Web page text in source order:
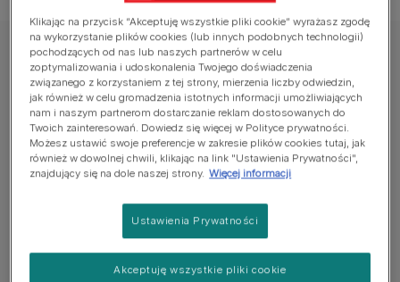
Friskies
Friskies® Junior z kurczakiem, warzywami i
mlekiem 500g
Jeszcze nie dodano głosów
W 100% pełnoporcjowa i zbilansowana karma sucha
dla szczeniąt
Klikając na przycisk “Akceptuję wszystkie pliki cookie” wyrażasz zgodę
na wykorzystanie plików cookies (lub innych podobnych technologii)
pochodzących od nas lub naszych partnerów w celu
zoptymalizowania i udoskonalenia Twojego doświadczenia
związanego z korzystaniem z tej strony, mierzenia liczby odwiedzin,
jak również w celu gromadzenia istotnych informacji umożliwiających
nam i naszym partnerom dostarczanie reklam dostosowanych do
Twoich zainteresowań. Dowiedz się więcej w Polityce prywatności.
Możesz ustawić swoje preferencje w zakresie plików cookies tutaj, jak
również w dowolnej chwili, klikając na link "Ustawienia Prywatności",
znajdujący się na dole naszej strony. Więcej informacji
Ustawienia Prywatności
Akceptuję wszystkie pliki cookie